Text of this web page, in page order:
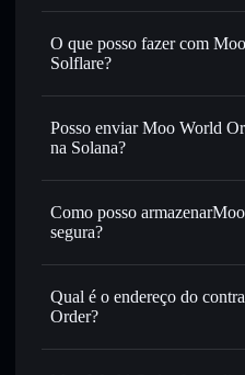
Moo World Order não está
O que posso fazer com
Solflare?
Moo World Order
Trocar instantaneamente—
USDC ou milhares de
melhor preço disponível
Definir ordens limite—
preço-alvo para MWO
Utilizar DCA— investir de
Enviar de forma privada
Privacidade integrado da
Posso enviar Moo World
na Solana?
Como posso
segura?
Qual é o endereço do
Order?